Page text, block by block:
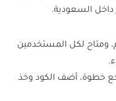
ومتاح لكل المستخدمين
خطوة، أضف الكود وخذ